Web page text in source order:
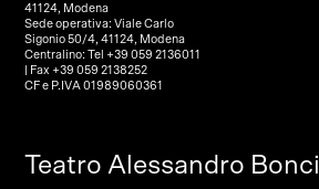
41124, Modena
Sede operativa: Viale Carlo
Sigonio 50/4, 41124, Modena
Centralino: Tel +39 059 2136011
| Fax +39 059 2138252
CF e P.IVA 01989060361
Teatro Alessandro Bonci